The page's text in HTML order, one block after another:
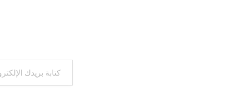
كتابة بريدك الإلكتروني...